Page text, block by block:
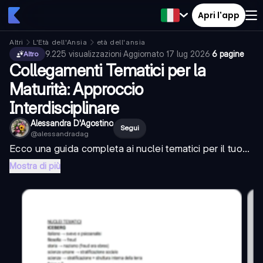
Apri l'app
Altri L'Età dell'Ansia
età dell'ansia
Altro
9.225 visualizzazioni·Aggiornato 17 lug 2026·6 pagine
Collegamenti Tematici per la
Maturità: Approccio
Interdisciplinare
Alessandra D'Agostino
@alessandradag
Segui
Ecco una guida completa ai nuclei tematici per il tuo...
Mostra di più